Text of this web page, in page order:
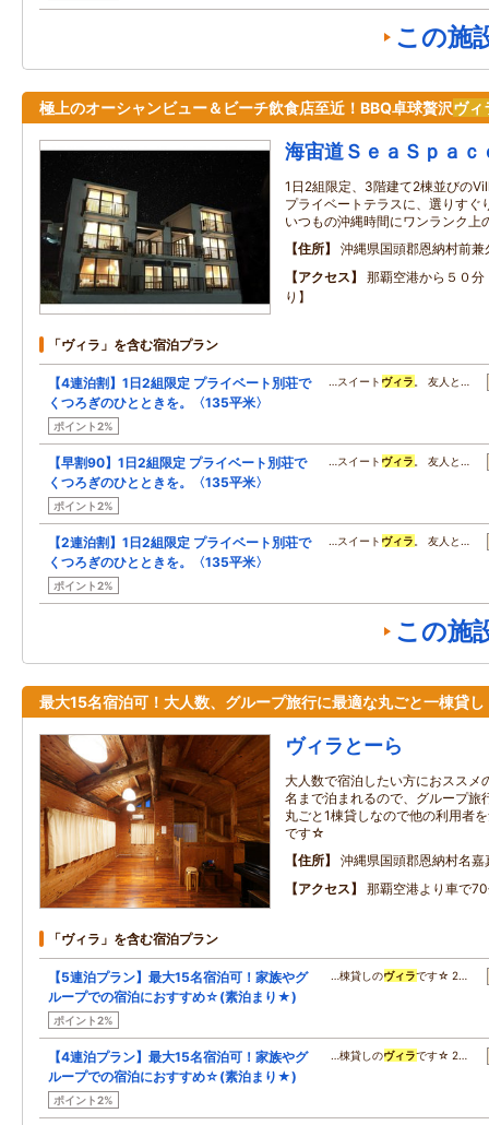
この施
極上のオーシャンビュー＆ビーチ飲食店至近！BBQ卓球贅沢ヴィ
海宙道ＳｅａＳｐａｃ
1日2組限定、3階建て2棟並びの
プライベートテラスに、選りすぐ
いつもの沖縄時間にワンランク上
住所
沖縄県国頭郡恩納村前兼
アクセス
那覇空港から５０
り】
「ヴィラ」を含む宿泊プラン
【4連泊割】1日2組限定 プライベート別荘で
くつろぎのひとときを。〈135平米〉
ポイント2%
…スイート ヴィラ 。 友人と…
【早割90】1日2組限定 プライベート別荘で
くつろぎのひとときを。〈135平米〉
ポイント2%
…スイート ヴィラ 。 友人と…
【2連泊割】1日2組限定 プライベート別荘で
くつろぎのひとときを。〈135平米〉
ポイント2%
…スイート ヴィラ 。 友人と…
この施
最大15名宿泊可！大人数、グループ旅行に最適な丸ごと一棟貸し
ヴィラとーら
大人数で宿泊したい方におススメ
名まで泊まれるので、グループ旅
丸ごと1棟貸しなので他の利用者
です☆
住所
沖縄県国頭郡恩納村名嘉
アクセス
那覇空港より車で
「ヴィラ」を含む宿泊プラン
【5連泊プラン】最大15名宿泊可！家族やグ
ループでの宿泊におすすめ☆(素泊まり★)
ポイント2%
…棟貸しのヴィラです☆ 2…
【4連泊プラン】最大15名宿泊可！家族やグ
ループでの宿泊におすすめ☆(素泊まり★)
ポイント2%
…棟貸しのヴィラです☆ 2…